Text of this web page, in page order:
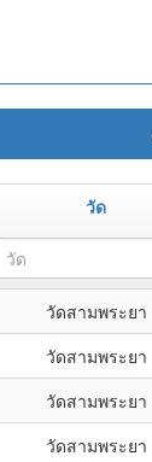
วัด
วัด
วัดสามพระยา
วัดสามพระยา
วัดสามพระยา
วัดสามพระยา